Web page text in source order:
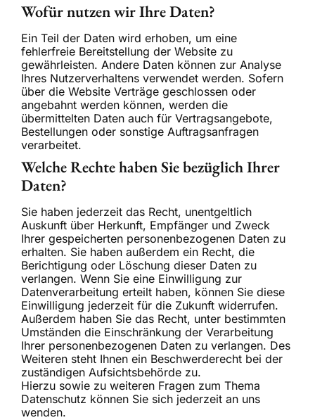
Wofür nutzen wir Ihre Daten?
Ein Teil der Daten wird erhoben, um eine
fehlerfreie Bereitstellung der Website zu
gewährleisten. Andere Daten können zur Analyse
Ihres Nutzerverhaltens verwendet werden. Sofern
über die Website Verträge geschlossen oder
angebahnt werden können, werden die
übermittelten Daten auch für Vertragsangebote,
Bestellungen oder sonstige Auftragsanfragen
verarbeitet.
Welche Rechte haben Sie bezüglich Ihrer
Daten?
Sie haben jederzeit das Recht, unentgeltlich
Auskunft über Herkunft, Empfänger und Zweck
Ihrer gespeicherten personenbezogenen Daten zu
erhalten. Sie haben außerdem ein Recht, die
Berichtigung oder Löschung dieser Daten zu
verlangen. Wenn Sie eine Einwilligung zur
Datenverarbeitung erteilt haben, können Sie diese
Einwilligung jederzeit für die Zukunft widerrufen.
Außerdem haben Sie das Recht, unter bestimmten
Umständen die Einschränkung der Verarbeitung
Ihrer personenbezogenen Daten zu verlangen. Des
Weiteren steht Ihnen ein Beschwerderecht bei der
zuständigen Aufsichtsbehörde zu.
Hierzu sowie zu weiteren Fragen zum Thema
Datenschutz können Sie sich jederzeit an uns
wenden.